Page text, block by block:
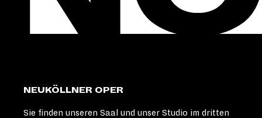
NEUKÖLLNER OPER
Sie finden unseren Saal und unser Studio im dritten